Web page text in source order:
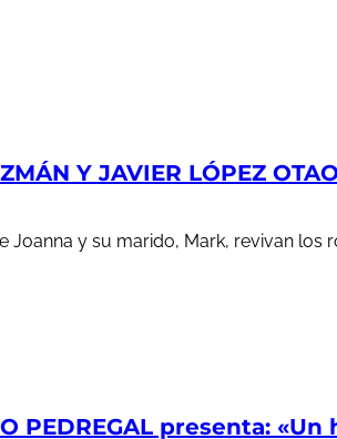
Y JAVIER LÓPEZ
Joanna y su marido, Mark, revivan
PEDREGAL presenta: